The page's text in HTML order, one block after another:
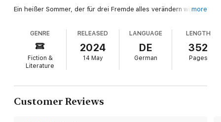
Ein heißer Sommer, der für drei Fremde alles verändern wird.
über zwanzig Jahren im sonnigen Portugal zurück in ihre
norddeutsche Heimat. Sie zieht mit ihren beiden Ziegen auf
einen idyllischen Hof in die Lüneburger Heide. Hier will sie zur
Ruhe kommen und Frieden mit ihrer Vergangenheit schließen.
Das Ankommen ist alles andere als einfach – der Hofbesitzer
Thea und Benno schaffen es, sich anzunähern als sie einer
more
GENRE
Fiction &
Literature
RELEASED
2024
14 May
LANGUAGE
DE
German
LENGTH
352
Pages
Customer Reviews